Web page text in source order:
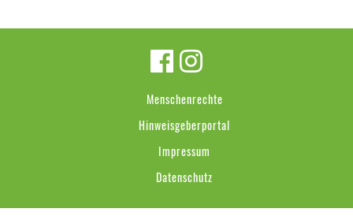
Menschenrechte
Hinweisgeberportal
Impressum
Datenschutz